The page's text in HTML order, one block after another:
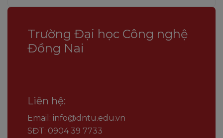
Trường Đại học Công nghệ
Đồng Nai
Liên hệ:
Email: info@dntu.edu.vn
SĐT: 0904 39 7733